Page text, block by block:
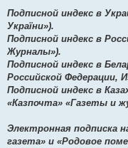
Подписной индекс в
України»).
Подписной индекс в
Журналы»).
Подписной индекс в
Российской Федерации,
Подписной индекс в
«Казпочта» «Газеты и
Электронная подписка
газета» и «Родовое